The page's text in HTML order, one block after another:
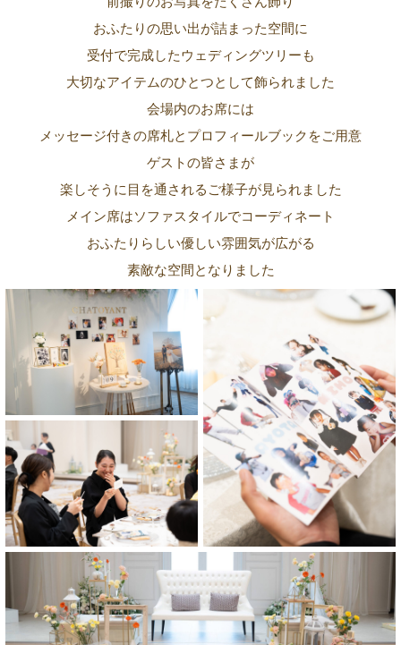
おふたりの思い出が詰まった空間に
受付で完成したウェディングツリーも
大切なアイテムのひとつとして飾られました
会場内のお席には
メッセージ付きの席札とプロフィールブックをご用意
ゲストの皆さまが
楽しそうに目を通されるご様子が見られました
メイン席はソファスタイルでコーディネート
おふたりらしい優しい雰囲気が広がる
素敵な空間となりました